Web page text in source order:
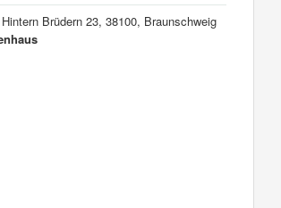
Hintern Brüdern 23, 38100, Braunschweig